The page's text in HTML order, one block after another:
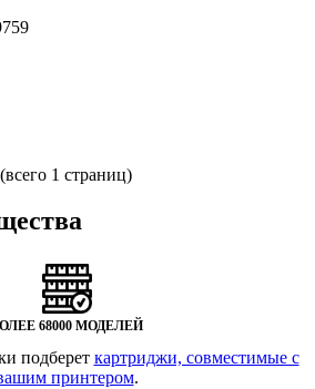
1 страниц)
68000 МОДЕЛЕЙ
подберет картриджи, совместимые с
принтером.